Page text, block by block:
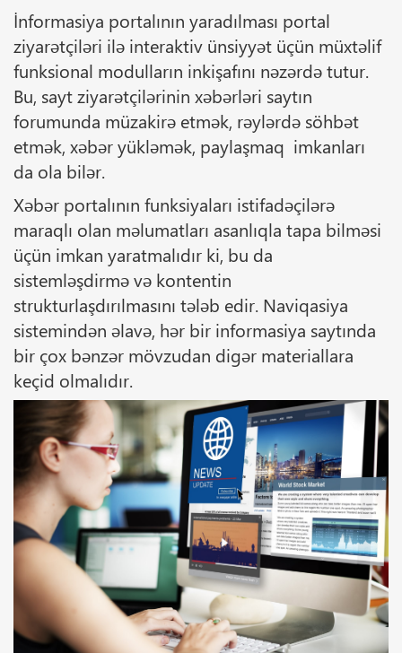
İnformasiya portalının yaradılması portal
ziyarətçiləri ilə interaktiv ünsiyyət üçün müxtəlif
funksional modulların inkişafını nəzərdə tutur.
Bu, sayt ziyarətçilərinin xəbərləri saytın
forumunda müzakirə etmək, rəylərdə söhbət
etmək, xəbər yükləmək, paylaşmaq imkanları
da ola bilər.
Xəbər portalının funksiyaları istifadəçilərə
maraqlı olan məlumatları asanlıqla tapa bilməsi
üçün imkan yaratmalıdır ki, bu da
sistemləşdirmə və kontentin
strukturlaşdırılmasını tələb edir. Naviqasiya
sistemindən əlavə, hər bir informasiya saytında
bir çox bənzər mövzudan digər materiallara
keçid olmalıdır.